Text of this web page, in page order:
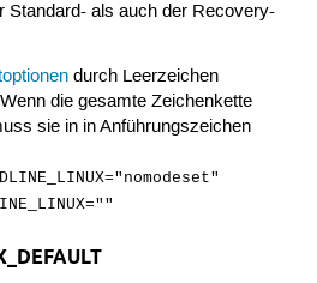
Standard- als auch der Recovery-
durch Leerzeichen
die gesamte Zeichenkette
sie in in Anführungszeichen